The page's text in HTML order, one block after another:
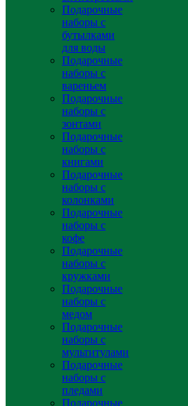
Подарочные
наборы с
бутылками
для воды
Подарочные
наборы с
вареньем
Подарочные
наборы с
зонтами
Подарочные
наборы с
книгами
Подарочные
наборы с
колонками
Подарочные
наборы с
кофе
Подарочные
наборы с
кружками
Подарочные
наборы с
медом
Подарочные
наборы с
мультитулами
Подарочные
наборы с
пледами
Подарочные